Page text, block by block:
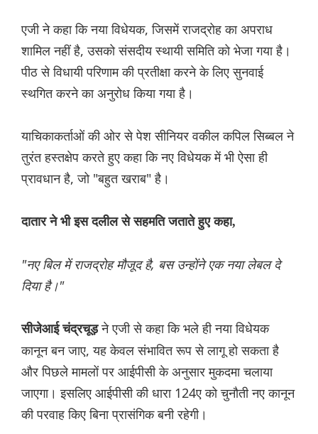
एजी ने कहा कि नया विधेयक, जिसमें राजद्रोह का अपराध
शामिल नहीं है, उसको संसदीय स्थायी समिति को भेजा गया है।
पीठ से विधायी परिणाम की प्रतीक्षा करने के लिए सुनवाई
स्थगित करने का अनुरोध किया गया है।
याचिकाकर्ताओं की ओर से पेश सीनियर वकील कपिल सिब्बल ने
तुरंत हस्तक्षेप करते हुए कहा कि नए विधेयक में भी ऐसा ही
प्रावधान है, जो "बहुत खराब" है।
दातार ने भी इस दलील से सहमति जताते हुए कहा,
"नए बिल में राजद्रोह मौजूद है, बस उन्होंने एक नया लेबल दे
दिया है।"
सीजेआई चंद्रचूड़ने एजी से कहा कि भले ही नया विधेयक
कानून बन जाए, यह केवल संभावित रूप से लागू हो सकता है
और पिछले मामलों पर आईपीसी के अनुसार मुकदमा चलाया
जाएगा। इसलिए आईपीसी की धारा 124ए को चुनौती नए कानून
की परवाह किए बिना प्रासंगिक बनी रहेगी।